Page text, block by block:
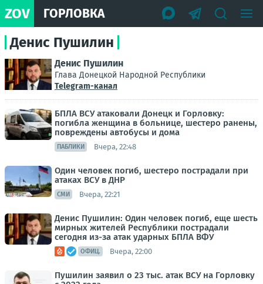
ZOV ГОРЛОВКА
Денис Пушилин
Денис Пушилин
Глава Донецкой Народной Республики
Telegram-канал
БПЛА ВСУ атаковали Донецк и Горловку:
погибла женщина в больнице, шестеро ранены,
повреждены автобусы и дома
ПАБЛИКИ Вчера, 22:48
Один человек погиб, шестеро пострадали при
атаках ВСУ в ДНР
СМИ Вчера, 22:21
Денис Пушилин: Один человек погиб, еще шесть
мирных жителей Республики пострадали
сегодня из-за атак ударных БПЛА ВФУ
ОФИЦ. Вчера, 22:00
Пушилин заявил о 23 тыс. атак ВСУ на Горловку